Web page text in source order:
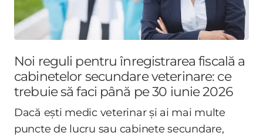
Noi reguli pentru înregistrarea fiscală a
cabinetelor secundare veterinare: ce
trebuie să faci până pe 30 iunie 2026
Dacă ești medic veterinar și ai mai multe
puncte de lucru sau cabinete secundare,